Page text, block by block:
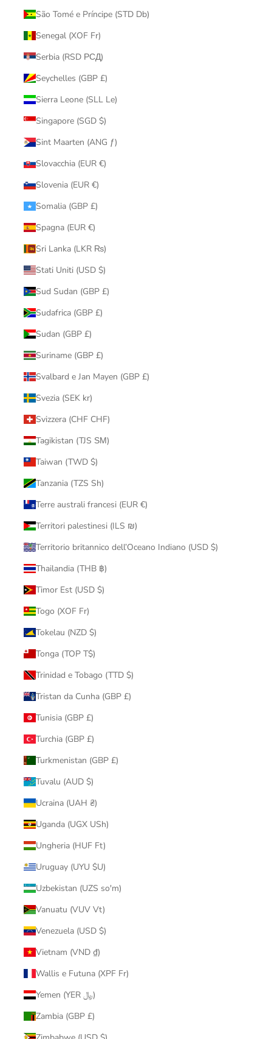
São Tomé e Príncipe (STD Db)
Senegal (XOF Fr)
Serbia (RSD РСД)
Seychelles (GBP £)
Sierra Leone (SLL Le)
Singapore (SGD $)
Sint Maarten (ANG ƒ)
Slovacchia (EUR €)
Slovenia (EUR €)
Somalia (GBP £)
Spagna (EUR €)
Sri Lanka (LKR ₨)
Stati Uniti (USD $)
Sud Sudan (GBP £)
Sudafrica (GBP £)
Sudan (GBP £)
Suriname (GBP £)
Svalbard e Jan Mayen (GBP £)
Svezia (SEK kr)
Svizzera (CHF CHF)
Tagikistan (TJS ЅМ)
Taiwan (TWD $)
Tanzania (TZS Sh)
Terre australi francesi (EUR €)
Territori palestinesi (ILS ₪)
Territorio britannico dell’Oceano Indiano (USD $)
Thailandia (THB ฿)
Timor Est (USD $)
Togo (XOF Fr)
Tokelau (NZD $)
Tonga (TOP T$)
Trinidad e Tobago (TTD $)
Tristan da Cunha (GBP £)
Tunisia (GBP £)
Turchia (GBP £)
Turkmenistan (GBP £)
Tuvalu (AUD $)
Ucraina (UAH ₴)
Uganda (UGX USh)
Ungheria (HUF Ft)
Uruguay (UYU $U)
Uzbekistan (UZS so'm)
Vanuatu (VUV Vt)
Venezuela (USD $)
Vietnam (VND ₫)
Wallis e Futuna (XPF Fr)
Yemen (YER ﷼)
Zambia (GBP £)